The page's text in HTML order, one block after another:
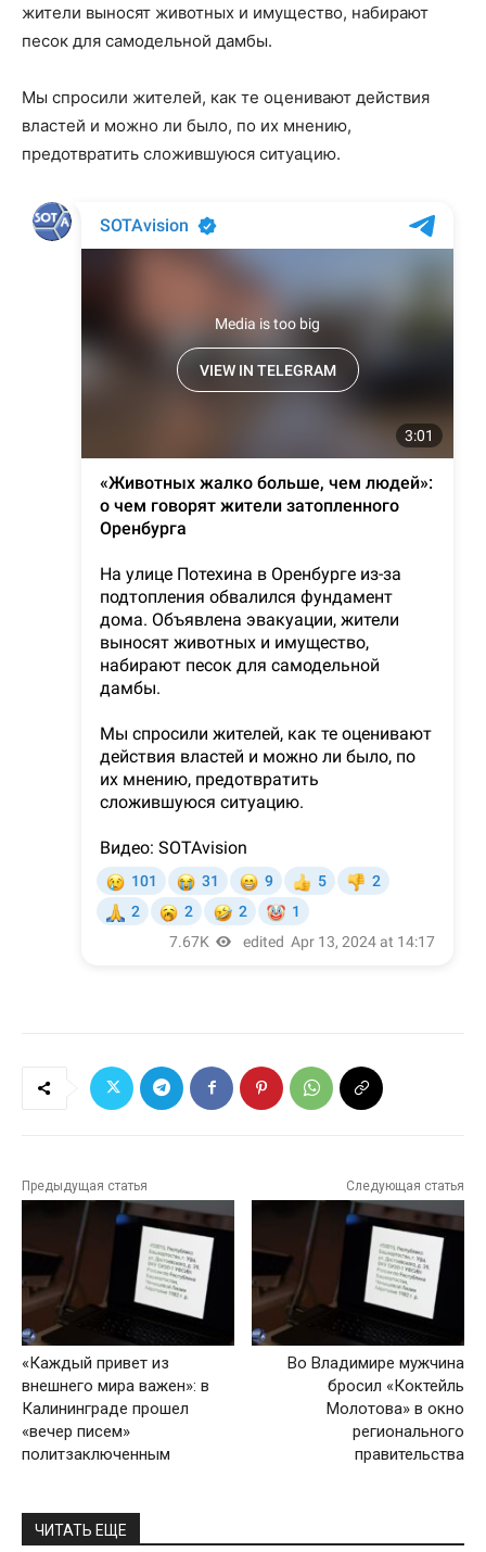
жители выносят животных и имущество, набирают
песок для самодельной дамбы.
Мы спросили жителей, как те оценивают действия
властей и можно ли было, по их мнению,
предотвратить сложившуюся ситуацию.
Предыдущая статья
«Каждый привет из
внешнего мира важен»: в
Калининграде прошел
«вечер писем»
политзаключенным
Следующая статья
Во Владимире мужчина
бросил «Коктейль
Молотова» в окно
регионального
правительства
ЧИТАТЬ ЕЩЕ